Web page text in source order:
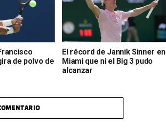
de polvo de
El récord de Jannik Sinner en
Miami que ni el Big 3 pudo
alcanzar